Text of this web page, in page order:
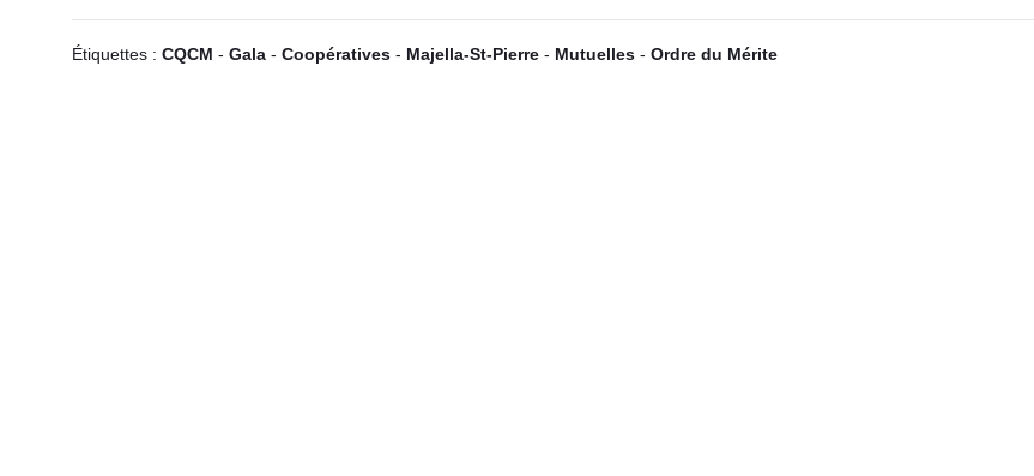
Étiquettes : CQCM - Gala - Coopératives - Majella-St-Pierre - Mutuelles - Ordre du Mérite